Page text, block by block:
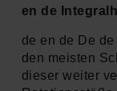
en de
de en de De de I
den meisten
dieser weiter